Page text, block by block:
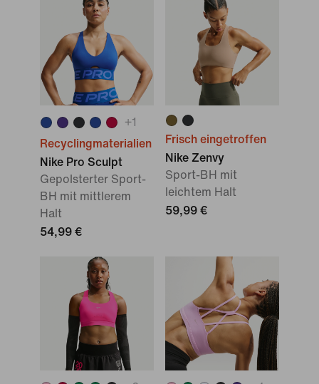
+1
Recyclingmaterialien
Nike Pro Sculpt
Gepolsterter Sport-
BH mit mittlerem
Halt
54,99 €
Frisch eingetroffen
Nike Zenvy
Sport-BH mit
leichtem Halt
59,99 €